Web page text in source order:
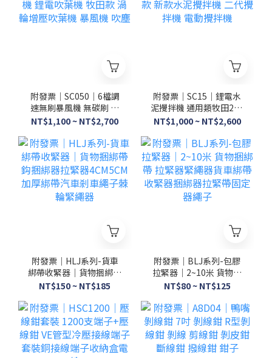
附發票｜SC050｜6檔調
速無刷暴風機 無碳刷 吹
葉機 鋰電吹葉機 牧田款
渦輪增壓吹葉機 暴風機
吹塵
NT$1,100 ~ NT$2,700
附發票｜SC15｜鋰電水
泥攪拌機 通用類牧田21V
款 新款水泥攪拌機 二代
攪拌機 電動攪拌機
NT$1,000 ~ NT$2,600
附發票｜HLJ系列-貨車
綁帶收緊器｜貨物捆綁帶
鈎捆綁器拉緊器4CM5CM
輪緊繩器
NT$150 ~ NT$185
附發票｜BLJ系列-包膠
拉緊器｜2~10米 貨物捆
綁帶 拉緊器緊繩器貨車
固定器繩子
NT$80 ~ NT$125